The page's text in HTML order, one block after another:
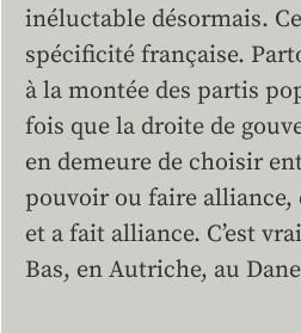
inéluctable désormais. Ce
spécificité française.
à la montée des partis
fois que la droite de
en demeure de choisir
pouvoir ou faire alliance,
et a fait alliance. C’est
Bas, en Autriche, au